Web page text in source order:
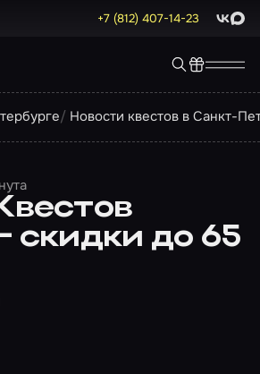
+7 (812) 407-14-23 Max
Новости квестов в Санкт-
скидки до 65